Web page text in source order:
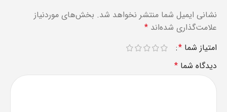
نشانی ایمیل شما منتشر نخواهد شد. بخش‌های موردنیاز
علامت‌گذاری شده‌اند *
امتیاز شما *
دیدگاه شما *